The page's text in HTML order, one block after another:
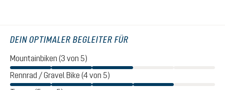
DEIN OPTIMALER BEGLEITER FÜR
Mountainbiken (3 von 5)
Rennrad / Gravel Bike (4 von 5)